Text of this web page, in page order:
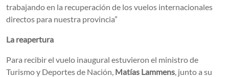
trabajando en la recuperación de los vuelos internacionales
directos para nuestra provincia”
La reapertura
Para recibir el vuelo inaugural estuvieron el ministro de
Turismo y Deportes de Nación, Matías Lammens , junto a su